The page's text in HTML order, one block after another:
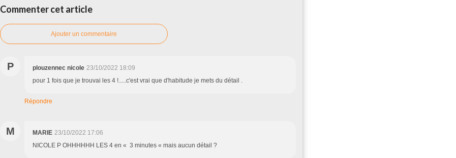
Commenter cet article
Ajouter un commentaire
P plouzennec nicole 23/10/2022 18:09
pour 1 fois que je trouvai les 4 !.....c'est vrai que d'habitude je mets du détail .
Répondre
M MARIE 23/10/2022 17:06
NICOLE P OHHHHHH LES 4 en « 3 minutes « mais aucun détail ?